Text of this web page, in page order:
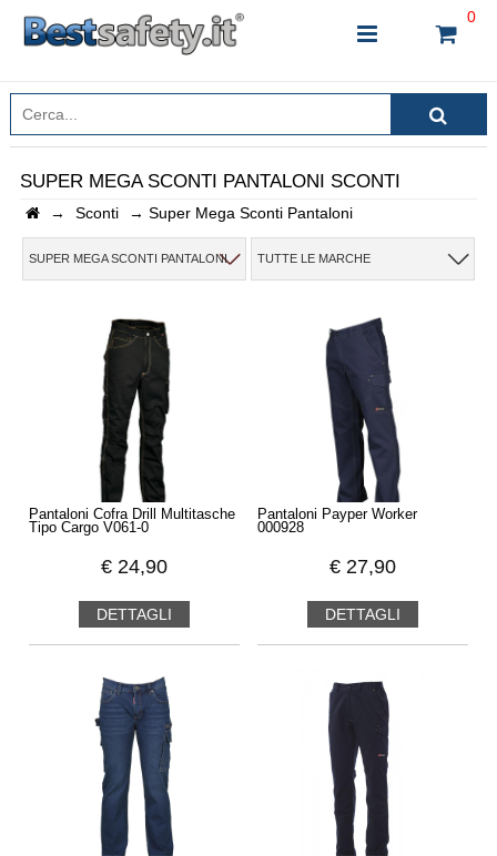
0
INSERISCI IL NOME DEL PRODOTTO CHE STAI
CERCANDO
SUPER MEGA SCONTI PANTALONI SCONTI
→ Sconti → Super Mega Sconti Pantaloni
SUPER MEGA SCONTI PANTALONI TUTTE LE MARCHE
Pantaloni Cofra Drill Multitasche
Tipo Cargo V061-0
€ 24,90
DETTAGLI
Pantaloni Payper Worker
000928
€ 27,90
DETTAGLI